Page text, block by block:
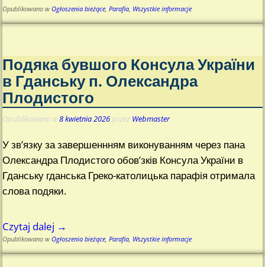
Opublikowano w Ogłoszenia bieżące,Parafia, Wszystkie informacje
Подяка бувшого Консула України
в Гданську п. Олександра
Плодистого
Opublikowano w8 kwietnia 2026 przez Webmaster
У зв’язку за завершеннням виконуванням через пана
Олександра Плодистого обов’зків Консула України в
Гданську гданська Греко-католицька парафія отримала
слова подяки.
Czytaj dalej →
Opublikowano w Ogłoszenia bieżące ,Parafia Wszystkie informacje